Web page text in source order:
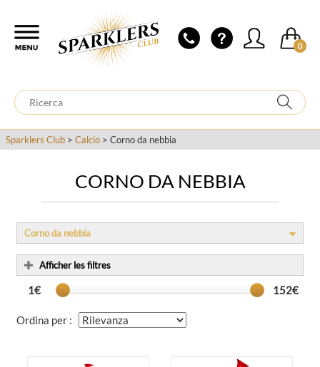
0
Sparklers Club > Calcio > Corno da nebbia
CORNO DA NEBBIA
1€ 152€
Afficher les filtres
Corno da nebbia
Ordina per :